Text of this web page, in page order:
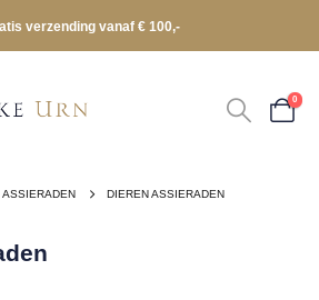
verzending vanaf € 100,-
0
ASSIERADEN DIEREN ASSIERADEN